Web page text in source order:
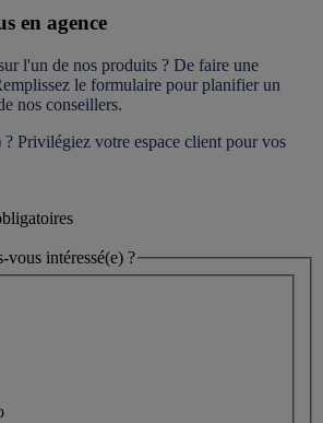
en agence
l'un de nos produits ? De faire une
le formulaire pour planifier un
nos conseillers.
? Privilégiez votre espace client pour vos
vous intéressé(e) ?